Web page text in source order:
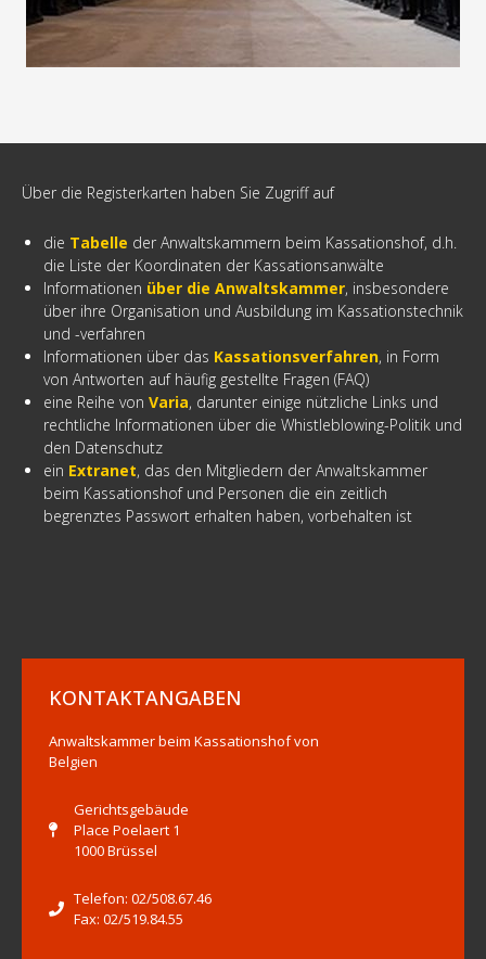
Über die Registerkarten haben Sie Zugriff auf
die Tabelle der Anwaltskammern beim Kassationshof, d.h.
die Liste der Koordinaten der Kassationsanwälte
Informationen über die Anwaltskammer, insbesondere
über ihre Organisation und Ausbildung im Kassationstechnik
und -verfahren
Informationen über das Kassationsverfahren, in Form
von Antworten auf häufig gestellte Fragen (FAQ)
eine Reihe von Varia, darunter einige nützliche Links und
rechtliche Informationen über die Whistleblowing-Politik und
den Datenschutz
ein Extranet, das den Mitgliedern der Anwaltskammer
beim Kassationshof und Personen die ein zeitlich
begrenztes Passwort erhalten haben, vorbehalten ist
KONTAKTANGABEN
Anwaltskammer beim Kassationshof von
Belgien
Gerichtsgebäude
Place Poelaert 1
1000 Brüssel
Telefon: 02/508.67.46
Fax: 02/519.84.55